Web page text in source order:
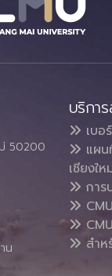
50200
น
บริกา
เบอ
แผ
เชียงให
การ
สำห